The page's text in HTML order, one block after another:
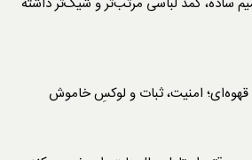
امنیت، ثبات و لوکسِ خاموش